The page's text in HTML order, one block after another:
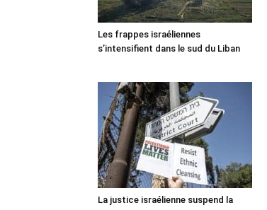
Les frappes israéliennes
s’intensifient dans le sud du Liban
La justice israélienne suspend la